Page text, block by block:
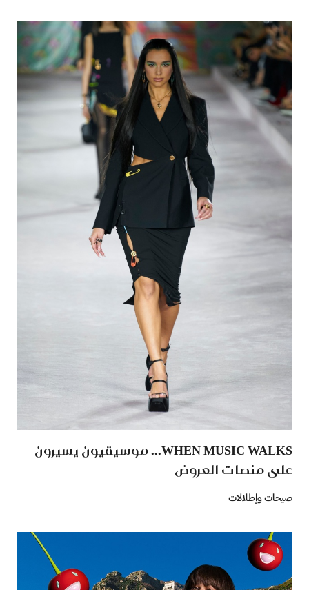
WHEN MUSIC WALKS... موسيقيون يسيرون
على منصات العروض
صيحات وإطلالات